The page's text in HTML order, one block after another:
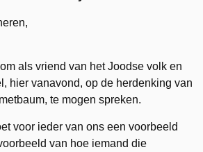
als vriend van het Joodse volk en
hier vanavond, op de herdenking van
te mogen spreken.
voor ieder van ons een voorbeeld
van hoe iemand die